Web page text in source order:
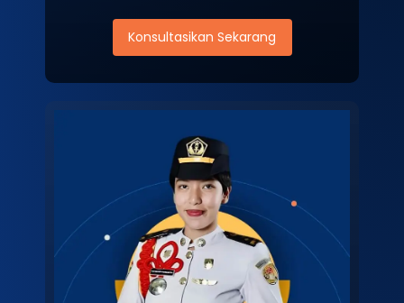
Konsultasikan Sekarang